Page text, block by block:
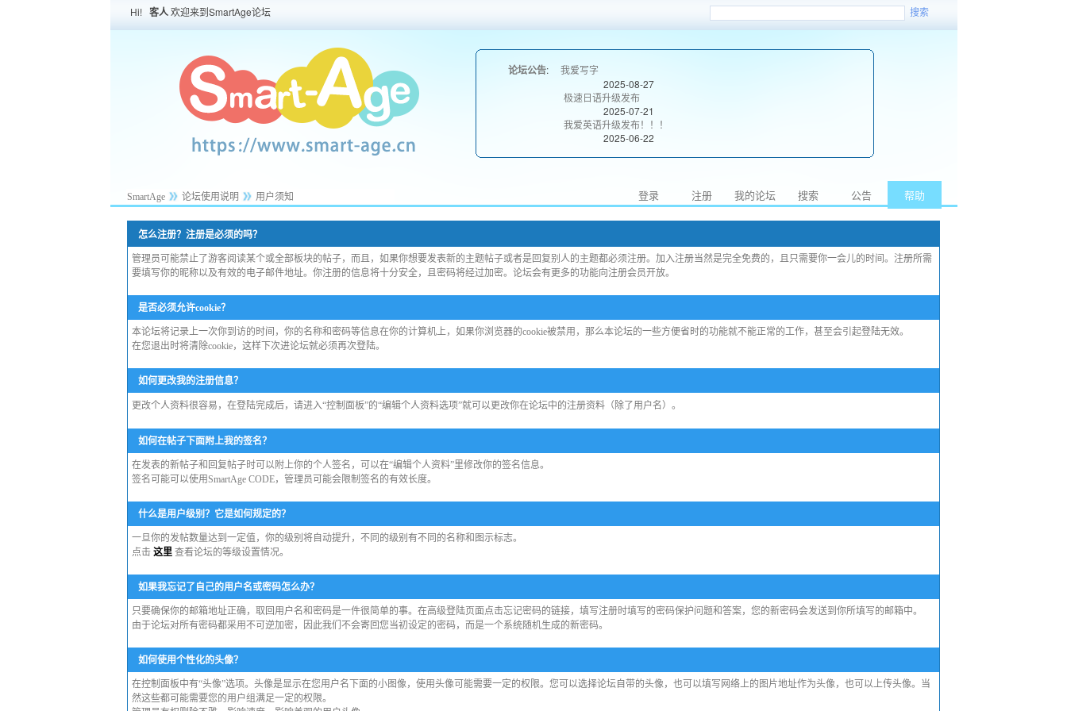
Hi! 客人欢迎来到SmartAge论坛 搜索
论坛公告: 我爱写字
2025-08-27
极速日语升级发布
2025-07-21
我爱英语升级发布！！！
2025-06-22
SmartAge 论坛使用说明 用户须知 登录 注册 我的论坛 搜索 公告 帮助
怎么注册？注册是必须的吗？
管理员可能禁止了游客阅读某个或全部板块的帖子，而且，如果你想要发表新的主题帖子或者是回复别人的主题都必须注册。加入注册当然是完全免费的，且只需要你一会儿的时间。注册所需
要填写你的昵称以及有效的电子邮件地址。你注册的信息将十分安全，且密码将经过加密。论坛会有更多的功能向注册会员开放。
是否必须允许cookie？
本论坛将记录上一次你到访的时间，你的名称和密码等信息在你的计算机上，如果你浏览器的cookie被禁用，那么本论坛的一些方便省时的功能就不能正常的工作，甚至会引起登陆无效。
在您退出时将清除cookie，这样下次进论坛就必须再次登陆。
如何更改我的注册信息？
更改个人资料很容易，在登陆完成后，请进入“控制面板”的“编辑个人资料选项”就可以更改你在论坛中的注册资料（除了用户名）。
如何在帖子下面附上我的签名？
在发表的新帖子和回复帖子时可以附上你的个人签名，可以在“编辑个人资料”里修改你的签名信息。
签名可能可以使用SmartAge CODE，管理员可能会限制签名的有效长度。
什么是用户级别？它是如何规定的？
一旦你的发帖数量达到一定值，你的级别将自动提升，不同的级别有不同的名称和图示标志。
点击 这里 查看论坛的等级设置情况。
如果我忘记了自己的用户名或密码怎么办？
只要确保你的邮箱地址正确，取回用户名和密码是一件很简单的事。在高级登陆页面点击忘记密码的链接，填写注册时填写的密码保护问题和答案，您的新密码会发送到你所填写的邮箱中。
由于论坛对所有密码都采用不可逆加密，因此我们不会寄回您当初设定的密码，而是一个系统随机生成的新密码。
如何使用个性化的头像？
在控制面板中有“头像”选项。头像是显示在您用户名下面的小图像，使用头像可能需要一定的权限。您可以选择论坛自带的头像，也可以填写网络上的图片地址作为头像，也可以上传头像。当
然这些都可能需要您的用户组满足一定的权限。